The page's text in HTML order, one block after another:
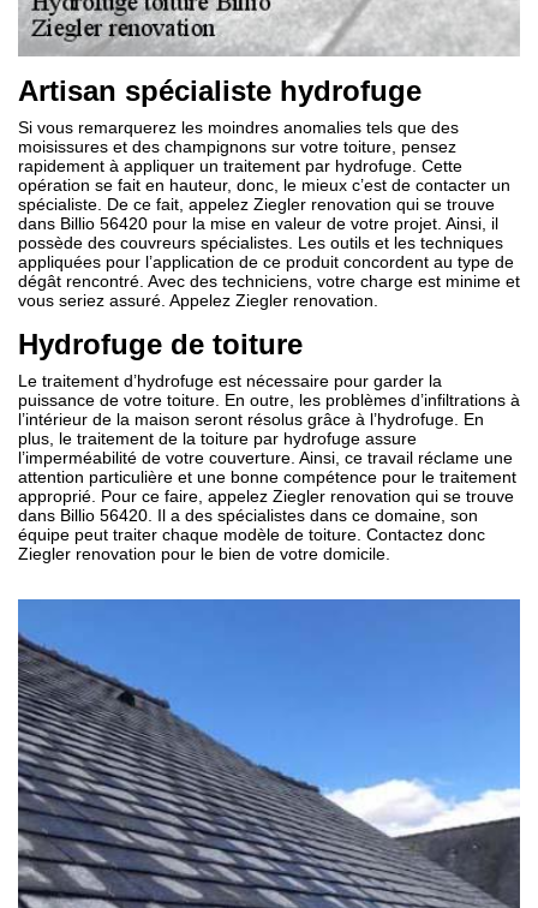
Artisan spécialiste hydrofuge
Si vous remarquerez les moindres anomalies tels que des
moisissures et des champignons sur votre toiture, pensez
rapidement à appliquer un traitement par hydrofuge. Cette
opération se fait en hauteur, donc, le mieux c’est de contacter un
spécialiste. De ce fait, appelez Ziegler renovation qui se trouve
dans Billio 56420 pour la mise en valeur de votre projet. Ainsi, il
possède des couvreurs spécialistes. Les outils et les techniques
appliquées pour l’application de ce produit concordent au type de
dégât rencontré. Avec des techniciens, votre charge est minime et
vous seriez assuré. Appelez Ziegler renovation.
Hydrofuge de toiture
Le traitement d’hydrofuge est nécessaire pour garder la
puissance de votre toiture. En outre, les problèmes d’infiltrations à
l’intérieur de la maison seront résolus grâce à l’hydrofuge. En
plus, le traitement de la toiture par hydrofuge assure
l’imperméabilité de votre couverture. Ainsi, ce travail réclame une
attention particulière et une bonne compétence pour le traitement
approprié. Pour ce faire, appelez Ziegler renovation qui se trouve
dans Billio 56420. Il a des spécialistes dans ce domaine, son
équipe peut traiter chaque modèle de toiture. Contactez donc
Ziegler renovation pour le bien de votre domicile.